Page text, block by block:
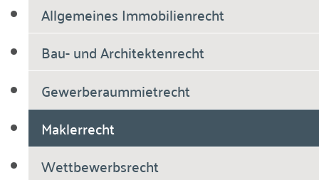
Allgemeines Immobilienrecht
Bau- und Architektenrecht
Gewerberaummietrecht
Maklerrecht
Wettbewerbsrecht